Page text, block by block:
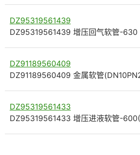
DZ95319561439
DZ95319561439 增压回气软管-630
DZ91189560409
DZ91189560409 金属软管
DZ95319561433
DZ95319561433 增压进液软管-